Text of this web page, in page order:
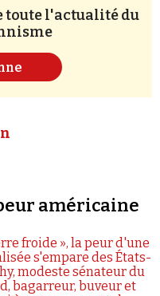
toute l'actualité du
américaine
froide », la peur d'une
s'empare des États-
modeste sénateur du
bagarreur, buveur et